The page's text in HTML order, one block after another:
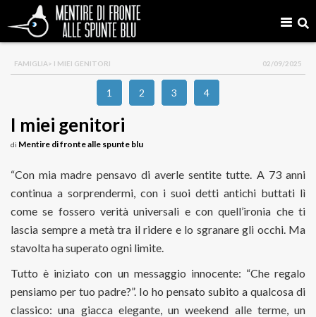
FAMIGLIA> I MIEI GENITORI 02/09/2025
1 2 3 4
I miei genitori
di Mentire di fronte alle spunte blu
“Con mia madre pensavo di averle sentite tutte. A 73 anni
continua a sorprendermi, con i suoi detti antichi buttati lì
come se fossero verità universali e con quell’ironia che ti
lascia sempre a metà tra il ridere e lo sgranare gli occhi. Ma
stavolta ha superato ogni limite.
Tutto è iniziato con un messaggio innocente: “Che regalo
pensiamo per tuo padre?”. Io ho pensato subito a qualcosa di
classico: una giacca elegante, un weekend alle terme, un